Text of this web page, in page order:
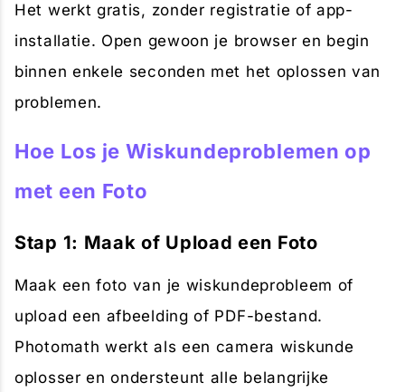
Het werkt gratis, zonder registratie of app-
installatie. Open gewoon je browser en begin
binnen enkele seconden met het oplossen van
problemen.
Hoe Los je Wiskundeproblemen op
met een Foto
Stap 1: Maak of Upload een Foto
Maak een foto van je wiskundeprobleem of
upload een afbeelding of PDF-bestand.
Photomath werkt als een camera wiskunde
oplosser en ondersteunt alle belangrijke